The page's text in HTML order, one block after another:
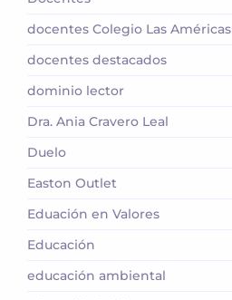
docentes Colegio Las Américas
docentes destacados
dominio lector
Dra. Ania Cravero Leal
Duelo
Easton Outlet
Eduación en Valores
Educación
educación ambiental